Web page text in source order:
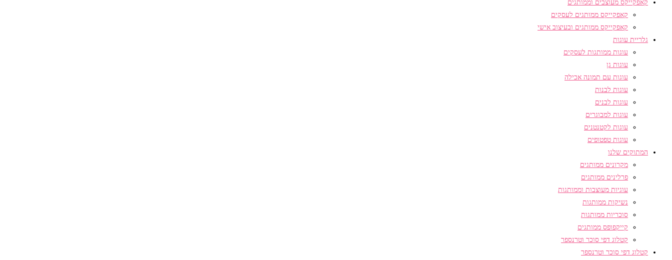
קאפקייקס מעוצבים וממותגים
קאפקייקס ממותגים לעסקים
קאפקייקס ממותגים ובעיצוב אישי
גלריית עוגות
עוגות ממותגות לעסקים
עוגות גן
עוגות עם תמונה אכילה
עוגות לבנות
עוגות לבנים
עוגות למבוגרים
עוגות לקטנטנים
עוגות טפטופים
המתוקים שלנו
מקרונים ממותגים
פרלינים ממותגים
עוגיות מעוצבות וממותגות
נשיקות ממותגות
סוכריות ממותגות
קייקפופס ממותגים
קטלוג דפי סוכר וטרנספר
קטלוג דפי סוכר וטרנספר